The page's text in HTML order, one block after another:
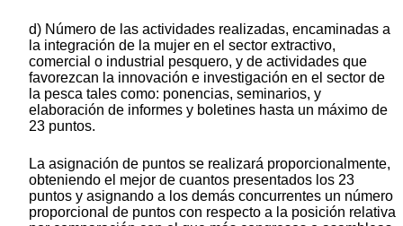
d) Número de las actividades realizadas, encaminadas a
la integración de la mujer en el sector extractivo,
comercial o industrial pesquero, y de actividades que
favorezcan la innovación e investigación en el sector de
la pesca tales como: ponencias, seminarios, y
elaboración de informes y boletines hasta un máximo de
23 puntos.
La asignación de puntos se realizará proporcionalmente,
obteniendo el mejor de cuantos presentados los 23
puntos y asignando a los demás concurrentes un número
proporcional de puntos con respecto a la posición relativa